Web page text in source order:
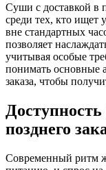
Суши с доставкой в
среди тех, кто ищет
вне стандартных
позволяет
учитывая особые
понимать основные
заказа, чтобы
позднего
Современный ритм